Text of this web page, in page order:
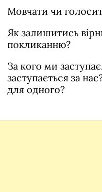
Мовчати чи
Як залишитись
покликанню?
За кого ми
заступається за
для одного?